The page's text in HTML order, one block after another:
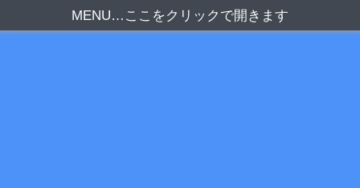
MENU…ここをクリックで開きます